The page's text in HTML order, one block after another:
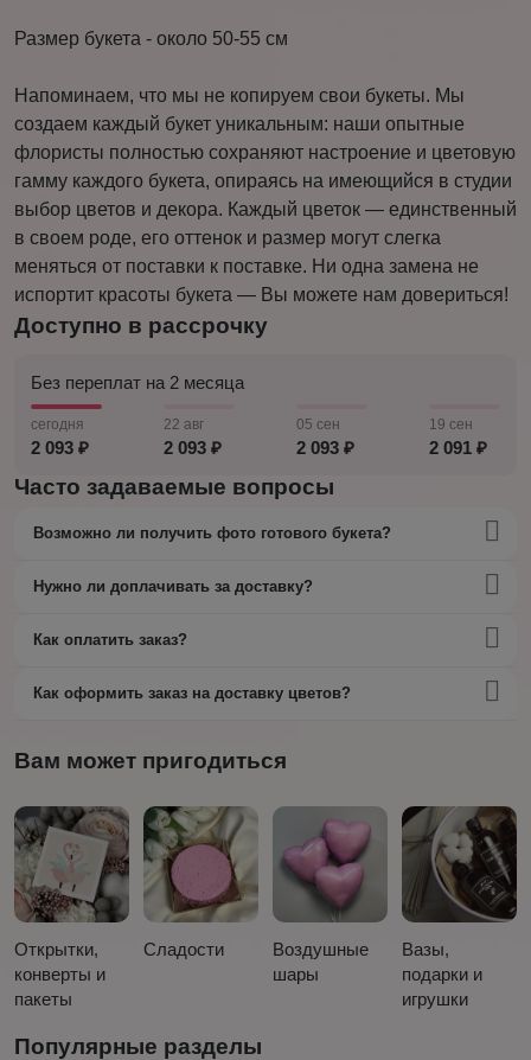
Размер букета - около 50-55 см
Напоминаем, что мы не копируем свои букеты. Мы
создаем каждый букет уникальным: наши опытные
флористы полностью сохраняют настроение и цветовую
гамму каждого букета, опираясь на имеющийся в студии
выбор цветов и декора. Каждый цветок — единственный
в своем роде, его оттенок и размер могут слегка
меняться от поставки к поставке. Ни одна замена не
испортит красоты букета — Вы можете нам довериться!
Доступно в рассрочку
Без переплат на 2 месяца
сегодня
2 093 ₽
22 авг
2 093 ₽
05 сен
2 093 ₽
19 сен
2 091 ₽
Часто задаваемые вопросы
Возможно ли получить фото готового букета?
Нужно ли доплачивать за доставку?
Как оплатить заказ?
Как оформить заказ на доставку цветов?
Вам может пригодиться
Открытки,
конверты и
пакеты
Сладости
Воздушные
шары
Вазы,
подарки и
игрушки
Популярные разделы